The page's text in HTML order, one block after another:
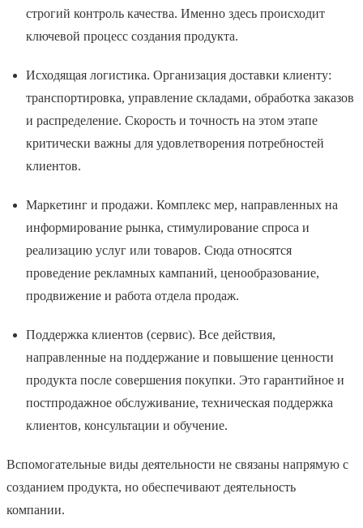
строгий контроль качества. Именно здесь происходит
ключевой процесс создания продукта.
Исходящая логистика. Организация доставки клиенту:
транспортировка, управление складами, обработка заказов
и распределение. Скорость и точность на этом этапе
критически важны для удовлетворения потребностей
клиентов.
Маркетинг и продажи. Комплекс мер, направленных на
информирование рынка, стимулирование спроса и
реализацию услуг или товаров. Сюда относятся
проведение рекламных кампаний, ценообразование,
продвижение и работа отдела продаж.
Поддержка клиентов (сервис). Все действия,
направленные на поддержание и повышение ценности
продукта после совершения покупки. Это гарантийное и
постпродажное обслуживание, техническая поддержка
клиентов, консультации и обучение.
Вспомогательные виды деятельности не связаны напрямую с
созданием продукта, но обеспечивают деятельность
компании.